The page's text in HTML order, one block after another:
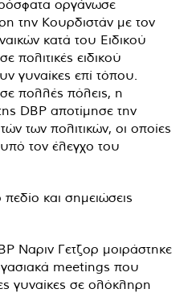
οργάνωσε
την Κουρδιστάν με τον
κατά του Ειδικού
πολιτικές ειδικού
γυναίκες επί τόπου.
πολλές πόλεις, η
DBP αποτίμησε την
των πολιτικών, οι οποίες
τον έλεγχο του
και σημειώσεις
Ναριν Γετζορ μοιράστηκε
meetings που
γυναίκες σε ολόκληρη